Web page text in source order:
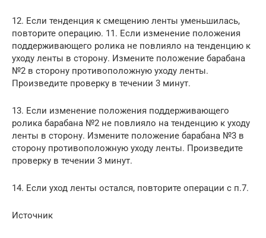
12. Если тенденция к смещению ленты уменьшилась,
повторите операцию. 11. Если изменение положения
поддерживающего ролика не повлияло на тенденцию к
уходу ленты в сторону. Измените положение барабана
№2 в сторону противоположную уходу ленты.
Произведите проверку в течении 3 минут.
13. Если изменение положения поддерживающего
ролика барабана №2 не повлияло на тенденцию к уходу
ленты в сторону. Измените положение барабана №3 в
сторону противоположную уходу ленты. Произведите
проверку в течении 3 минут.
14. Если уход ленты остался, повторите операции с п.7.
Источник